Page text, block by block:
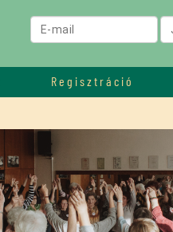
Regisztráció